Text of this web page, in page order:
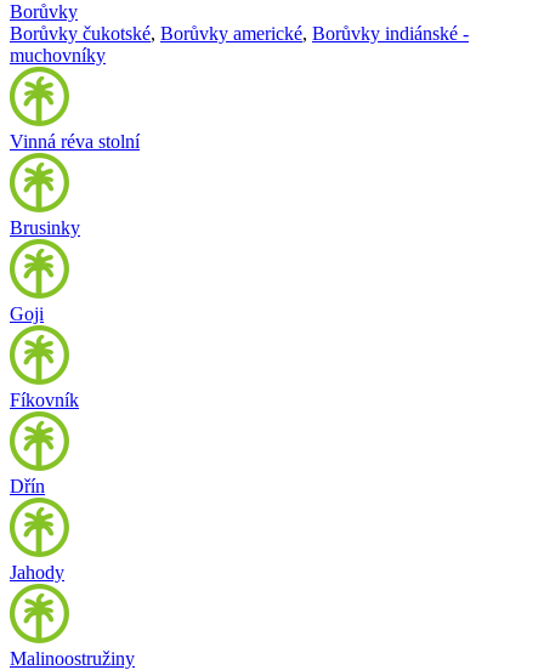
Borůvky
Borůvky čukotské, Borůvky americké, Borůvky indiánské -
muchovníky
Vinná réva stolní
Brusinky
Goji
Fíkovník
Dřín
Jahody
Malinoostružiny